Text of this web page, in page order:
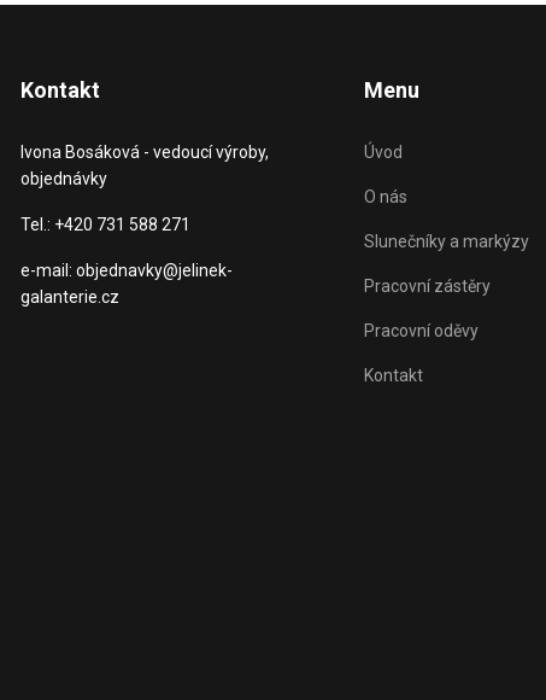
Kontakt
Ivona Bosáková - vedoucí výroby,
objednávky
Tel.: +420 731 588 271
e-mail: objednavky@jelinek-
galanterie.cz
Menu
Úvod
O nás
Slunečníky a markýzy
Pracovní zástěry
Pracovní oděvy
Kontakt